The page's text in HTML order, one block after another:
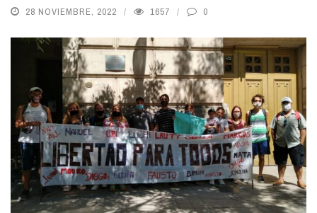
28 NOVIEMBRE, 2022 1657 0